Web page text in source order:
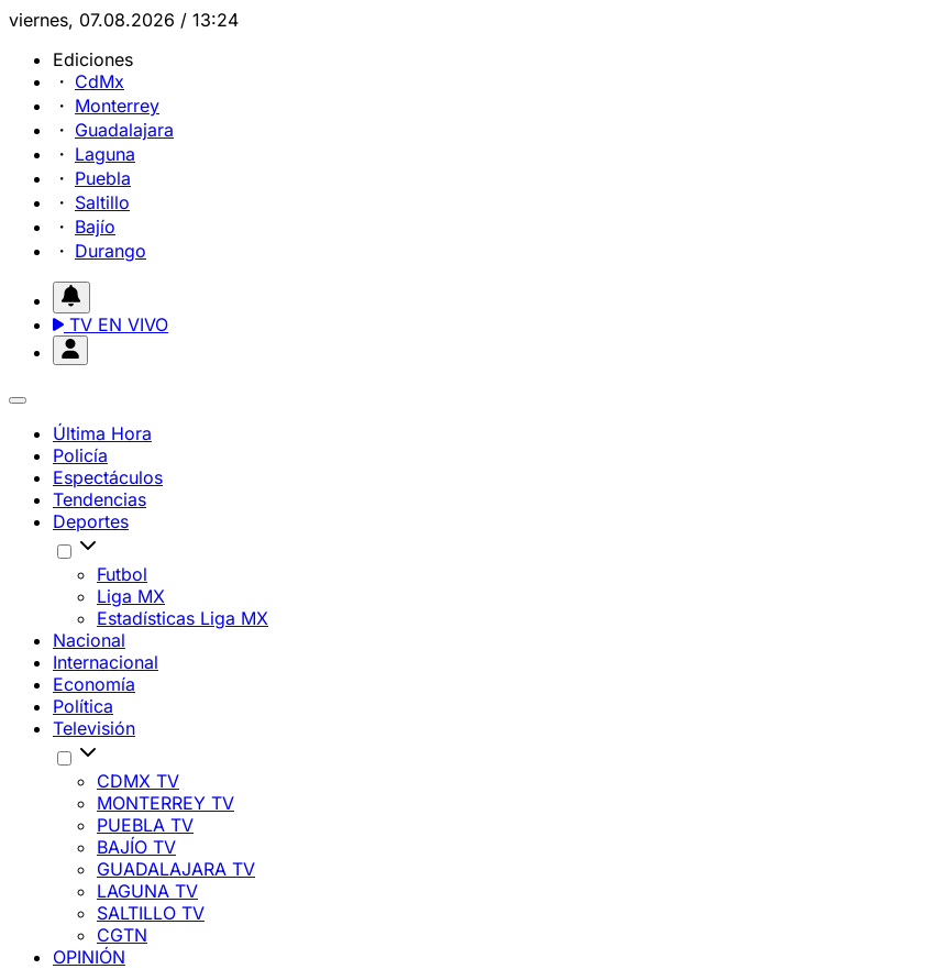
viernes, 07.08.2026 / 13:24
Ediciones
CdMx
Monterrey
Guadalajara
Laguna
Puebla
Saltillo
Bajío
Durango
TV EN VIVO
Última Hora
Policía
Espectáculos
Tendencias
Deportes
Futbol
Liga MX
Estadísticas Liga MX
Nacional
Internacional
Economía
Política
Televisión
CDMX TV
MONTERREY TV
PUEBLA TV
BAJÍO TV
GUADALAJARA TV
LAGUNA TV
SALTILLO TV
CGTN
OPINIÓN